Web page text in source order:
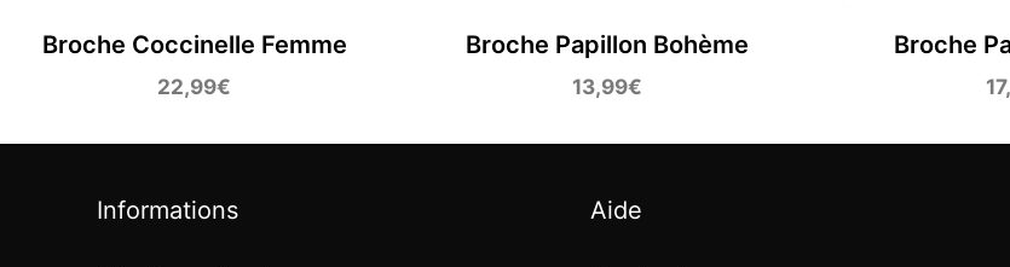
Broche Coccinelle Femme
22,99€
Broche Papillon Bohème
13,99€
Broche
Informations Aide